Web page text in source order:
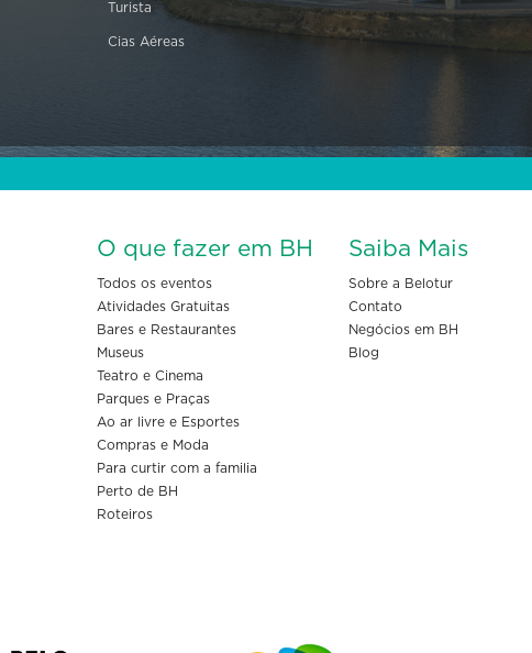
Turista
Cias Aéreas
O que fazer em BH
Todos os eventos
Atividades Gratuitas
Bares e Restaurantes
Museus
Teatro e Cinema
Parques e Praças
Ao ar livre e Esportes
Compras e Moda
Para curtir com a familia
Perto de BH
Roteiros
Saiba Mais
Sobre a Belotur
Contato
Negócios em BH
Blog